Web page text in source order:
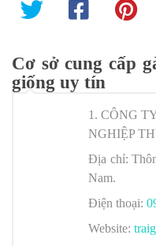
Cơ sở cung cấp
giống uy tín
1. CÔNG
NGHIỆP
Địa chỉ:
Nam.
Điện thoại:
Website: